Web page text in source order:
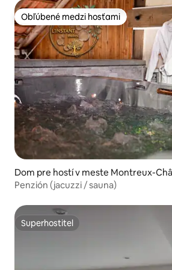
Obľúbené medzi hosťami
Obľúbené medzi hosťami
Dom pre hostí v meste Montreux-
Penzión (jacuzzi / sauna)
Superhostiteľ
Superhostiteľ